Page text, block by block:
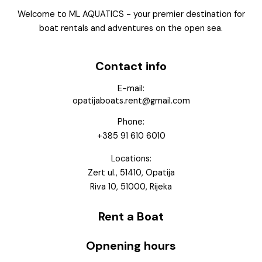
Welcome to ML AQUATICS - your premier destination for
boat rentals and adventures on the open sea.
Contact info
E-mail:
opatijaboats.rent@gmail.com
Phone:
+385 91 610 6010
Locations:
Zert ul., 51410, Opatija
Riva 10, 51000, Rijeka
Rent a Boat
Opnening hours